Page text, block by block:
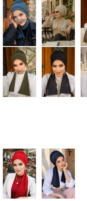
Tükendi
Tükendi